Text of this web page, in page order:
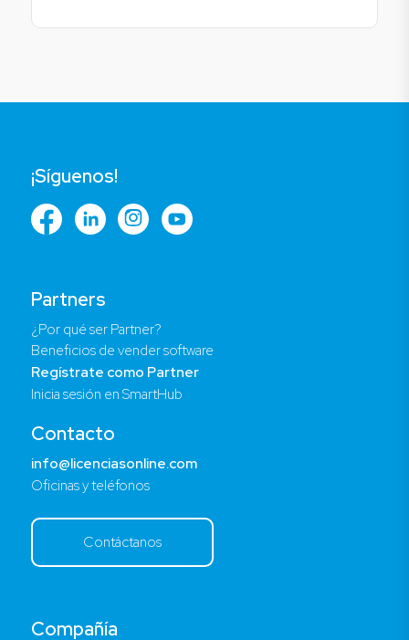
Compañía
Partners
¿Por qué ser Partner?
Beneficios de vender software
Regístrate como Partner
Inicia sesión en SmartHub
Contacto
info@licenciasonline.com
Oficinas y teléfonos
Contáctanos
¡Síguenos!